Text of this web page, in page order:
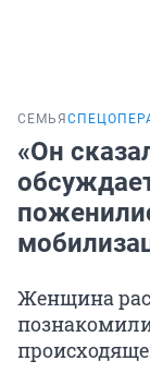
СЕМЬЯ
«Он
Женщина